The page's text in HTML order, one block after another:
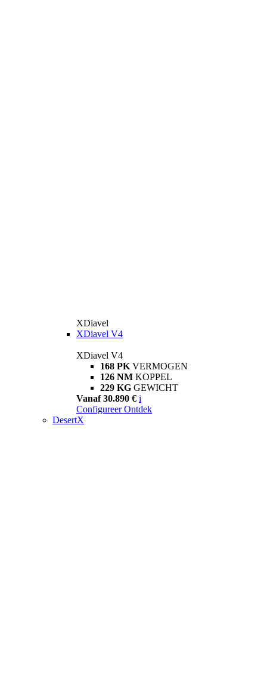
XDiavel
XDiavel V4
XDiavel V4
168 PK VERMOGEN
126 NM KOPPEL
229 KG GEWICHT
Vanaf 30.890 € i
Configureer Ontdek
DesertX